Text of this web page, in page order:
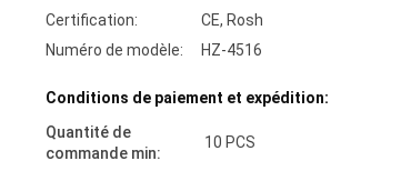
Certification:
CE, Rosh
Numéro de modèle:
HZ-4516
Conditions de paiement et expédition:
Quantité de
commande min:
10 PCS